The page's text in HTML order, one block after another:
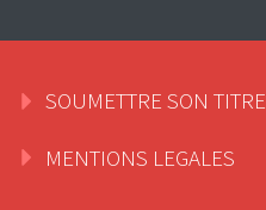
SOUMETTRE SON TITRE
MENTIONS LEGALES